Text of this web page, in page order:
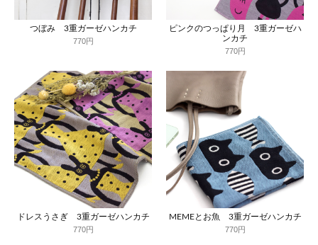
つぼみ 3重ガーゼハンカチ
770円
ピンクのつっぱり月 3重ガーゼハ
ンカチ
770円
ドレスうさぎ 3重ガーゼハンカチ
770円
MEMEとお魚 3重ガーゼハンカチ
770円